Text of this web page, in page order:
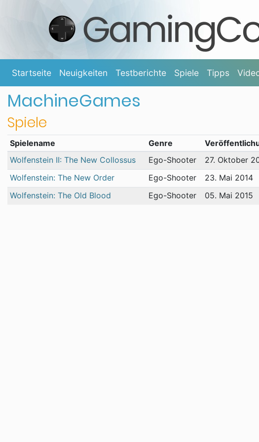
Startseite Neuigkeiten Testberichte Spiele Tipps
MachineGames
Spiele
Spielename Genre
Wolfenstein II: The New Collossus
Ego-Shooter 27. Oktober
Wolfenstein: The New Order Ego-Shooter 23. Mai 2014
Wolfenstein: The Old Blood Ego-Shooter 05. Mai 2015